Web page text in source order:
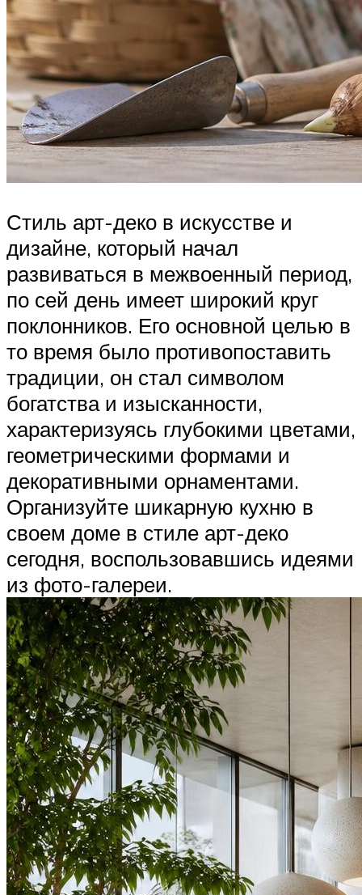
Стиль арт-деко в искусстве и
дизайне, который начал
развиваться в межвоенный период,
по сей день имеет широкий круг
поклонников. Его основной целью в
то время было противопоставить
традиции, он стал символом
богатства и изысканности,
характеризуясь глубокими цветами,
геометрическими формами и
декоративными орнаментами.
Организуйте шикарную кухню в
своем доме в стиле арт-деко
сегодня, воспользовавшись идеями
из фото-галереи.